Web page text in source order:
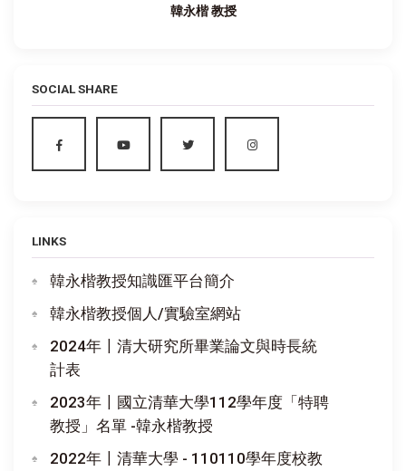
韓永楷 教授
SOCIAL SHARE
LINKS
韓永楷教授知識匯平台簡介
韓永楷教授個人/實驗室網站
2024年〡清大研究所畢業論文與時長統
計表
2023年〡國立清華大學112學年度「特聘
教授」名單 -韓永楷教授
2022年〡清華大學 - 110110學年度校教